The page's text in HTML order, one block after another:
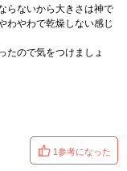
らないから大きさは神で
わやわで乾燥しない感じ
たので気をつけましょ
1参考になった